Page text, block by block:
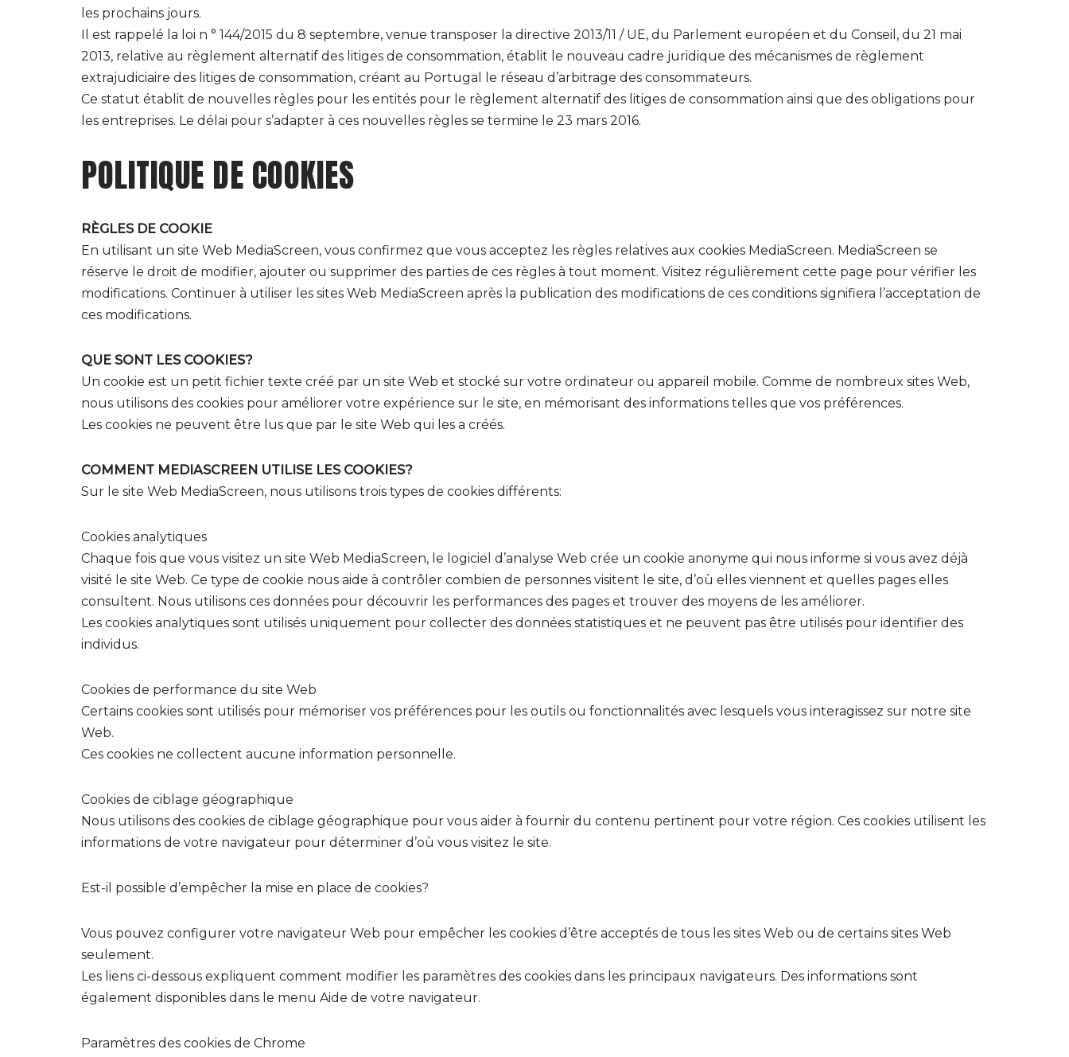
les prochains jours.
Il est rappelé la loi n ° 144/2015 du 8 septembre, venue transposer la directive 2013/11 / UE, du Parlement européen et du Conseil, du 21 mai
2013, relative au règlement alternatif des litiges de consommation, établit le nouveau cadre juridique des mécanismes de règlement
extrajudiciaire des litiges de consommation, créant au Portugal le réseau d’arbitrage des consommateurs.
Ce statut établit de nouvelles règles pour les entités pour le règlement alternatif des litiges de consommation ainsi que des obligations pour
les entreprises. Le délai pour s’adapter à ces nouvelles règles se termine le 23 mars 2016.
POLITIQUE DE COOKIES
RÈGLES DE COOKIE
En utilisant un site Web MediaScreen, vous confirmez que vous acceptez les règles relatives aux cookies MediaScreen. MediaScreen se
réserve le droit de modifier, ajouter ou supprimer des parties de ces règles à tout moment. Visitez régulièrement cette page pour vérifier les
modifications. Continuer à utiliser les sites Web MediaScreen après la publication des modifications de ces conditions signifiera l’acceptation de
ces modifications.
QUE SONT LES COOKIES?
Un cookie est un petit fichier texte créé par un site Web et stocké sur votre ordinateur ou appareil mobile. Comme de nombreux sites Web,
nous utilisons des cookies pour améliorer votre expérience sur le site, en mémorisant des informations telles que vos préférences.
Les cookies ne peuvent être lus que par le site Web qui les a créés.
COMMENT MEDIASCREEN UTILISE LES COOKIES?
Sur le site Web MediaScreen, nous utilisons trois types de cookies différents:
Cookies analytiques
Chaque fois que vous visitez un site Web MediaScreen, le logiciel d’analyse Web crée un cookie anonyme qui nous informe si vous avez déjà
visité le site Web. Ce type de cookie nous aide à contrôler combien de personnes visitent le site, d’où elles viennent et quelles pages elles
consultent. Nous utilisons ces données pour découvrir les performances des pages et trouver des moyens de les améliorer.
Les cookies analytiques sont utilisés uniquement pour collecter des données statistiques et ne peuvent pas être utilisés pour identifier des
individus.
Cookies de performance du site Web
Certains cookies sont utilisés pour mémoriser vos préférences pour les outils ou fonctionnalités avec lesquels vous interagissez sur notre site
Web.
Ces cookies ne collectent aucune information personnelle.
Cookies de ciblage géographique
Nous utilisons des cookies de ciblage géographique pour vous aider à fournir du contenu pertinent pour votre région. Ces cookies utilisent les
informations de votre navigateur pour déterminer d’où vous visitez le site.
Est-il possible d’empêcher la mise en place de cookies?
Vous pouvez configurer votre navigateur Web pour empêcher les cookies d’être acceptés de tous les sites Web ou de certains sites Web
seulement.
Les liens ci-dessous expliquent comment modifier les paramètres des cookies dans les principaux navigateurs. Des informations sont
également disponibles dans le menu Aide de votre navigateur.
Paramètres des cookies de Chrome